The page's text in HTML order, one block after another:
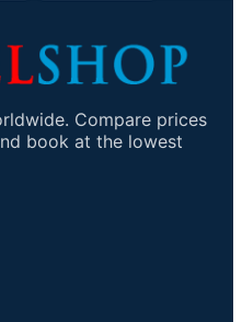
Compare prices
book at the lowest